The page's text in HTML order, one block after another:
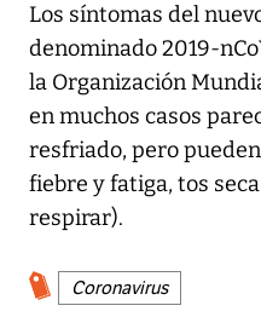
Los síntomas del
denominado 2019-
la Organización
en muchos casos
resfriado, pero
fiebre y fatiga, tos
respirar).
Coronavirus